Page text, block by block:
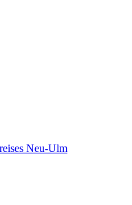
Neu-Ulm